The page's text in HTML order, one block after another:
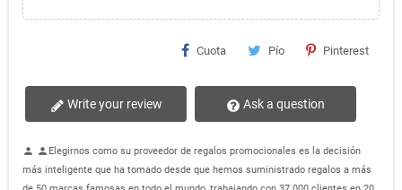
Cuota Pío Pinterest
Write your review Ask a question
person personElegirnos como su proveedor de regalos promocionales es la decisión
más inteligente que ha tomado desde que hemos suministrado regalos a más